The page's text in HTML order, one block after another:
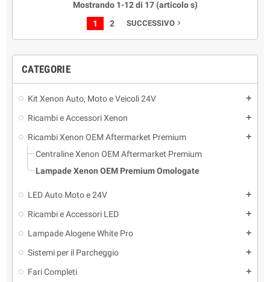
CATEGORIE
Kit Xenon Auto, Moto e Veicoli 24V add
Ricambi e Accessori Xenon add
Ricambi Xenon OEM Aftermarket Premium add
Centraline Xenon OEM Aftermarket Premium
Lampade Xenon OEM Premium Omologate
LED Auto Moto e 24V add
Ricambi e Accessori LED add
Lampade Alogene White Pro add
Sistemi per il Parcheggio add
Fari Completi add
condizioni stradali/climatiche
Confezione: 2 Lampade
Garanzia: 3 Anni Italiana
Durata fino a 15 Anni
Mostrando 1-12 di 17 (articolo s)
1
2 SUCCESSIVO navigate_next